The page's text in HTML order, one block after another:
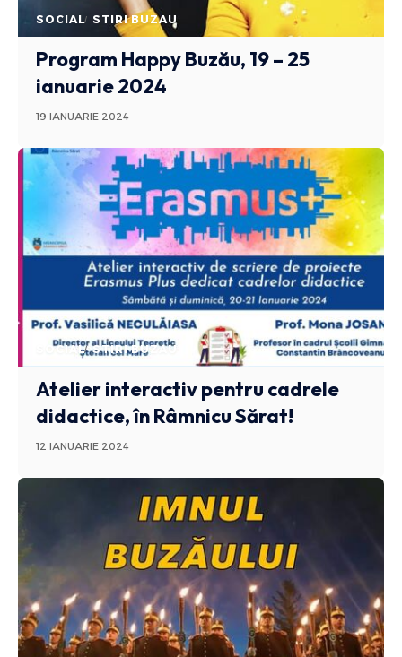
SOCIAL STIRI BUZAU
Program Happy Buzău, 19 – 25
ianuarie 2024
19 IANUARIE 2024
SOCIAL STIRI BUZAU
Atelier interactiv pentru cadrele
didactice, în Râmnicu Sărat!
12 IANUARIE 2024